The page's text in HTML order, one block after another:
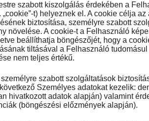
szabott kiszolgálás érdekében a
t) helyeznek el. A cookie célja
biztosítása, személyre szabott
növelése. A cookie-t a Felhasználó
beállíthatja böngészőjét, hogy a
tiltásával a Felhasználó
nem teljes értékű.
szabott szolgáltatások
Személyes adatokat kezelik:
hivatkozott adatok alapján) valamint
(böngészési előzmények alapján).